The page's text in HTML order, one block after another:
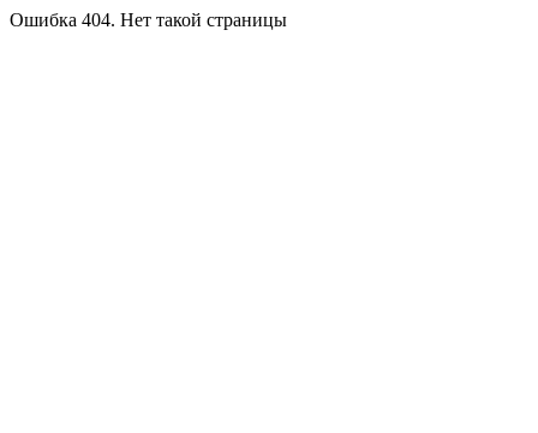
Ошибка 404. Нет такой страницы